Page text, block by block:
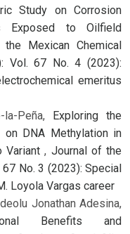
Study on Corrosion
Exposed to Oilfield
Mexican Chemical
Vol. 67 No. 4 (2023):
emeritus
Peña, Exploring the
DNA Methylation in
Variant, Journal of the
No. 3 (2023): Special
Loyola Vargas career
Jonathan Adesina,
Benefits and